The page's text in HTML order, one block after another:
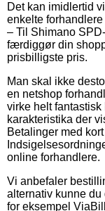
Det kan imidlertid
enkelte
– Til Shimano
færdiggør din
prisbilligste pris.
Man skal ikke
en netshop
virke helt
karakteristika der
Betalinger med
online forhandlere.
Vi anbefaler
alternativ kunne du
for eksempel